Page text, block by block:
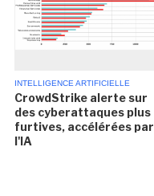
INTELLIGENCE ARTIFICIELLE
CrowdStrike alerte sur
des cyberattaques plus
furtives, accélérées par
l'IA